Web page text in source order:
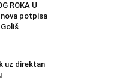
ROKA U
nova potpisa
uz direktan